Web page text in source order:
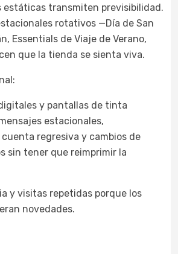
estáticas transmiten previsibilidad.
rotativos —Día de San
Essentials de Viaje de Verano,
que la tienda se sienta viva.
y pantallas de tinta
estacionales,
regresiva y cambios de
sin tener que reimprimir la
y visitas repetidas porque los
novedades.